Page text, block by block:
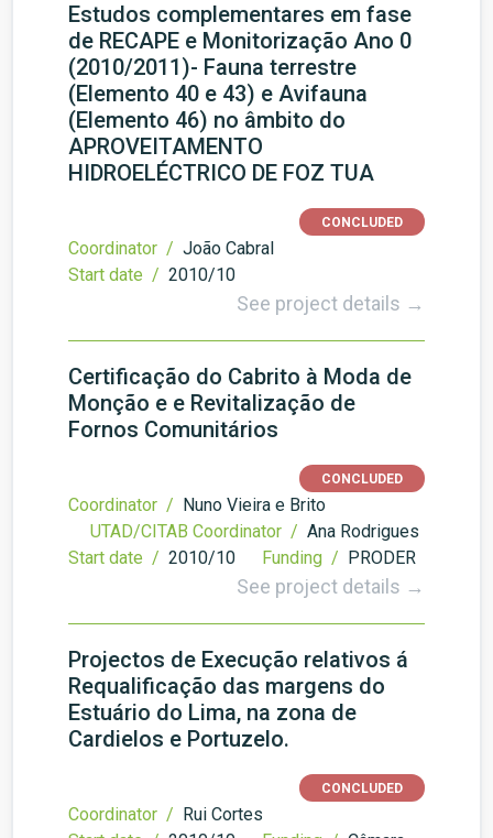
Estudos complementares em fase
de RECAPE e Monitorização Ano 0
(2010/2011)- Fauna terrestre
(Elemento 40 e 43) e Avifauna
(Elemento 46) no âmbito do
APROVEITAMENTO
HIDROELÉCTRICO DE FOZ TUA
CONCLUDED
Coordinator / João Cabral
Start date / 2010/10
See project details →
Certificação do Cabrito à Moda de
Monção e e Revitalização de
Fornos Comunitários
CONCLUDED
Coordinator / Nuno Vieira e Brito
UTAD/CITAB Coordinator / Ana Rodrigues
Start date / 2010/10 Funding / PRODER
See project details →
Projectos de Execução relativos á
Requalificação das margens do
Estuário do Lima, na zona de
Cardielos e Portuzelo.
CONCLUDED
Coordinator / Rui Cortes